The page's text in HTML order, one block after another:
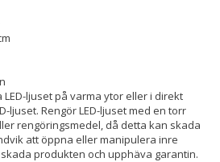
ljuset på varma ytor eller i direkt
ljuset. Rengör LED-ljuset med en torr
rengöringsmedel, då detta kan skada
att öppna eller manipulera inre
produkten och upphäva garantin.